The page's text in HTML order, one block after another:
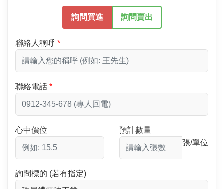
詢問買進 詢問賣出
聯絡人稱呼
聯絡電話
心中價位
預計數量
張/單位
詢問標的 (若有指定)